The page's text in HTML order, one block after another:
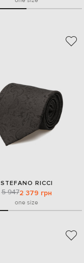
STEFANO RICCI
5 9472 379 грн
one size